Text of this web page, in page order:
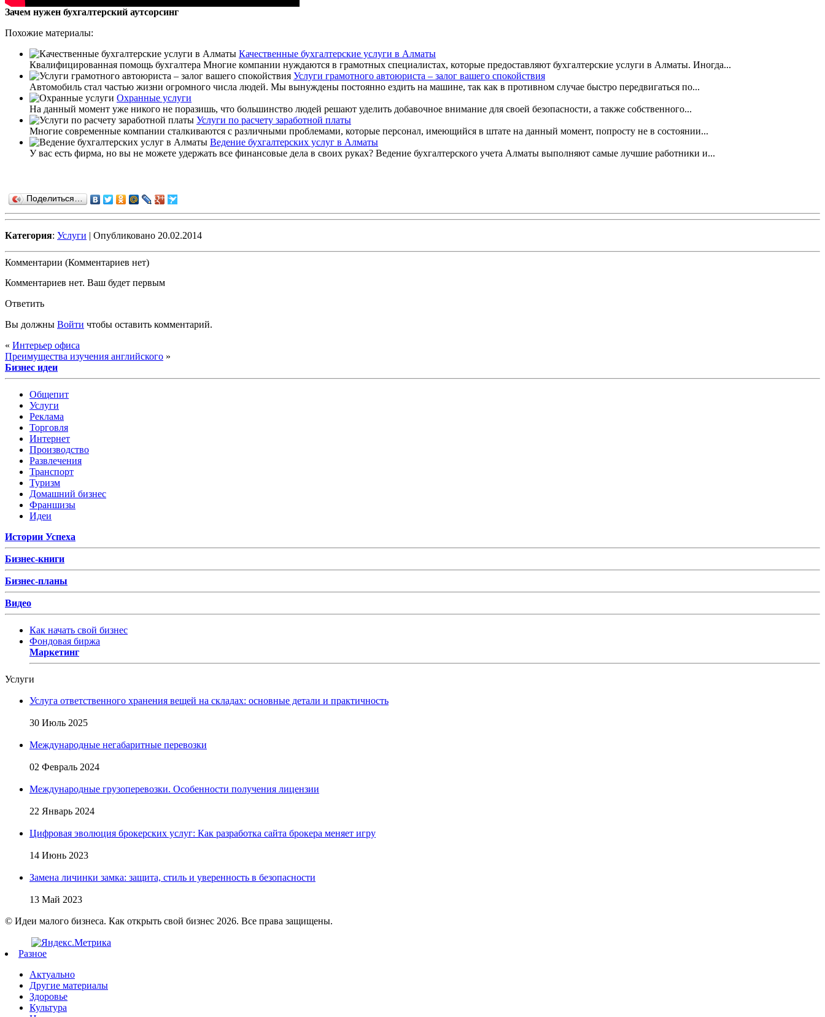
Зачем нужен бухгалтерский аутсорсинг
Похожие материалы:
Качественные бухгалтерские услуги в Алматы
Квалифицированная помощь бухгалтера Многие компании нуждаются в грамотных специалистах, которые предоставляют бухгалтерские услуги в Алматы. Иногда...
Услуги грамотного автоюриста – залог вашего спокойствия
Автомобиль стал частью жизни огромного числа людей. Мы вынуждены постоянно ездить на машине, так как в противном случае быстро передвигаться по...
Охранные услуги
На данный момент уже никого не поразишь, что большинство людей решают уделить добавочное внимание для своей безопасности, а также собственного...
Услуги по расчету заработной платы
Многие современные компании сталкиваются с различными проблемами, которые персонал, имеющийся в штате на данный момент, попросту не в состоянии...
Ведение бухгалтерских услуг в Алматы
У вас есть фирма, но вы не можете удержать все финансовые дела в своих руках? Ведение бухгалтерского учета Алматы выполняют самые лучшие работники и...
Поделиться…
Категория: Услуги | Опубликовано 20.02.2014
Комментарии (Комментариев нет)
Комментариев нет. Ваш будет первым
Ответить
Вы должны Войти чтобы оставить комментарий.
« Интерьер офиса
Преимущества изучения английского »
Бизнес идеи
Общепит
Услуги
Реклама
Торговля
Интернет
Производство
Развлечения
Транспорт
Туризм
Домашний бизнес
Франшизы
Идеи
Истории Успеха
Бизнес-книги
Бизнес-планы
Видео
Как начать свой бизнес
Фондовая биржа
Маркетинг
Услуги
Услуга ответственного хранения вещей на складах: основные детали и практичность
30 Июль 2025
Международные негабаритные перевозки
02 Февраль 2024
Международные грузоперевозки. Особенности получения лицензии
22 Январь 2024
Цифровая эволюция брокерских услуг: Как разработка сайта брокера меняет игру
14 Июнь 2023
Замена личинки замка: защита, стиль и уверенность в безопасности
13 Май 2023
© Идеи малого бизнеса. Как открыть свой бизнес 2026. Все права защищены.
Разное
Актуально
Другие материалы
Здоровье
Культура